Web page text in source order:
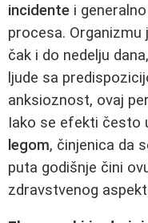
incidente i
procesa. Organizmu
čak i do nedelju
ljude sa
anksioznost, ovaj
Iako se efekti često
legom, činjenica da
puta godišnje čini
zdravstvenog